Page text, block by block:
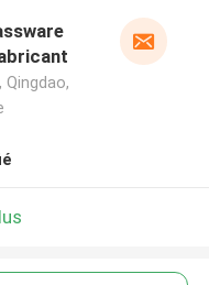
Qingdao,